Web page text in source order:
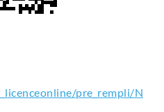
pre_rempli/N